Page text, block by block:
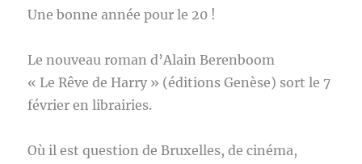
Une bonne année pour le 20 !
Le nouveau roman d’Alain Berenboom
« Le Rêve de Harry » (éditions Genèse) sort le 7
février en librairies.
Où il est question de Bruxelles, de cinéma,